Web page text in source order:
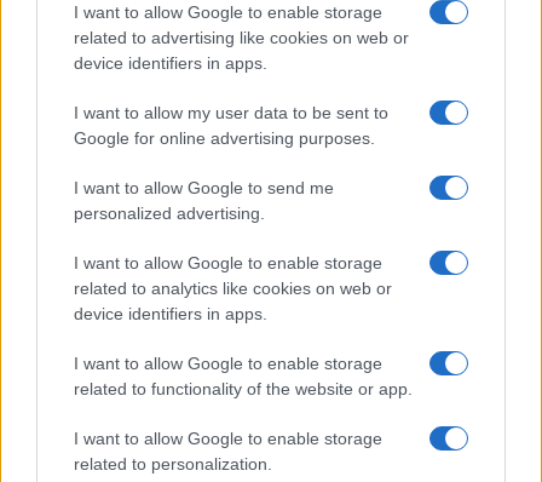
I want to allow Google to enable storage
related to advertising like cookies on web or
device identifiers in apps.
I want to allow my user data to be sent to
Google for online advertising purposes.
I want to allow Google to send me
personalized advertising.
I want to allow Google to enable storage
related to analytics like cookies on web or
device identifiers in apps.
I want to allow Google to enable storage
related to functionality of the website or app.
I want to allow Google to enable storage
related to personalization.